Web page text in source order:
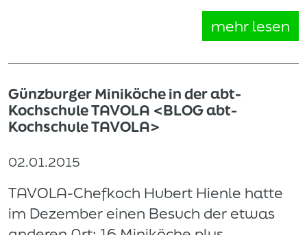
mehr lesen
Günzburger Miniköche in der abt-
Kochschule TAVOLA <BLOG abt-
Kochschule TAVOLA>
02.01.2015
TAVOLA-Chefkoch Hubert Hienle hatte
im Dezember einen Besuch der etwas